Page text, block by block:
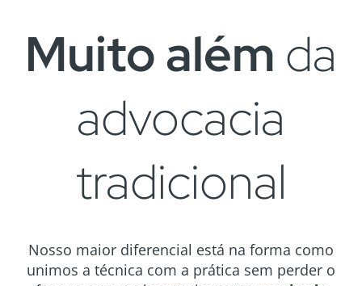
Muito além da
advocacia
tradicional
Nosso maior diferencial está na forma como
unimos a técnica com a prática sem perder o